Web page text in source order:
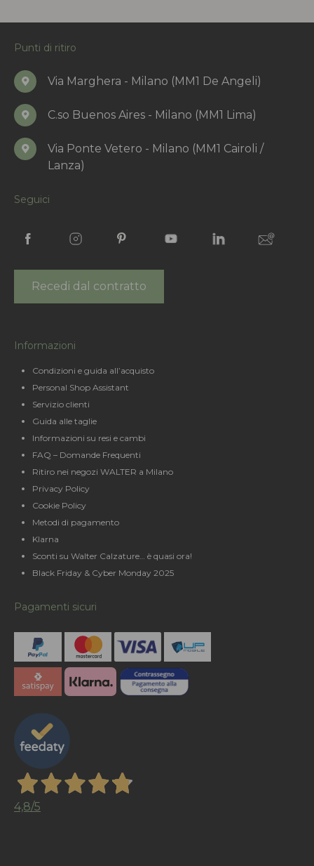
Punti di ritiro
Via Marghera - Milano (MM1 De Angeli)
C.so Buenos Aires - Milano (MM1 Lima)
Via Ponte Vetero - Milano (MM1 Cairoli /
Lanza)
Seguici
Recedi dal contratto
Informazioni
Condizioni e guida all’acquisto
Personal Shop Assistant
Servizio clienti
Guida alle taglie
Informazioni su resi e cambi
FAQ – Domande Frequenti
Ritiro nei negozi WALTER a Milano
Privacy Policy
Cookie Policy
Metodi di pagamento
Klarna
Sconti su Walter Calzature… è quasi ora!
Black Friday & Cyber Monday 2025
Pagamenti sicuri
4,8/5